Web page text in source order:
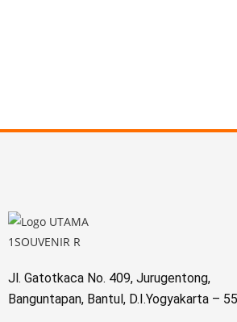
Jl. Gatotkaca No. 409, Jurugentong,
Banguntapan, Bantul, D.I.Yogyakarta –